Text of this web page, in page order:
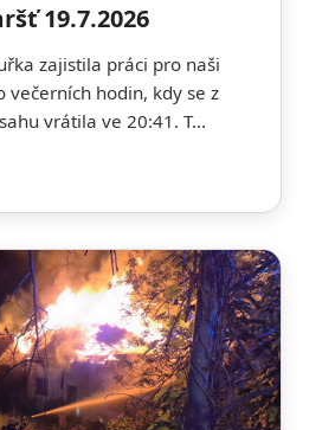
19.7.2026
zajistila práci pro naši
večerních hodin, kdy se z
vrátila ve 20:41. T...